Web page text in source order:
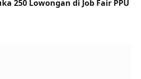
250 Lowongan di Job Fair PPU